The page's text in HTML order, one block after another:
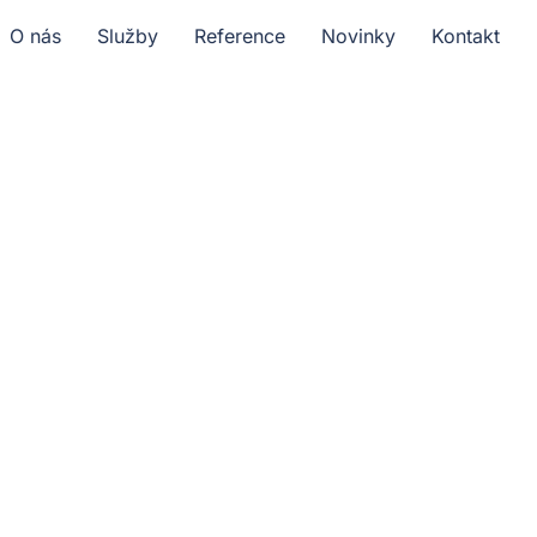
O nás Služby Reference Novinky Kontakt